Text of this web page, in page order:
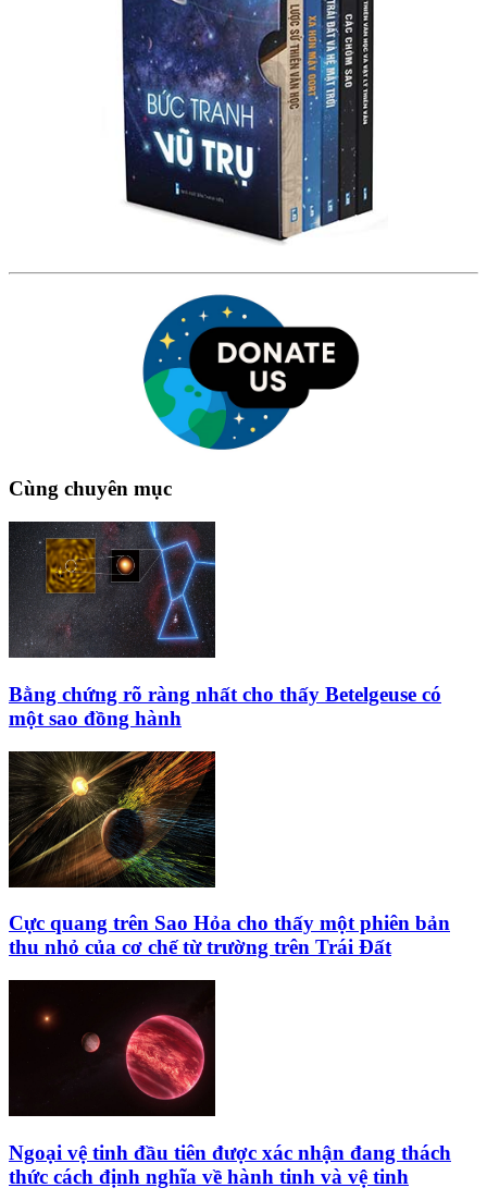
Cùng chuyên mục
Bằng chứng rõ ràng nhất cho thấy Betelgeuse có
một sao đồng hành
Cực quang trên Sao Hỏa cho thấy một phiên bản
thu nhỏ của cơ chế từ trường trên Trái Đất
Ngoại vệ tinh đầu tiên được xác nhận đang thách
thức cách định nghĩa về hành tinh và vệ tinh